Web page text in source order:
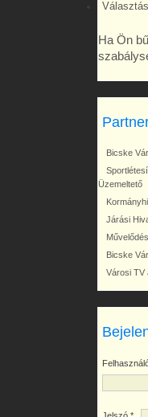
Ha Ön
Bicske
Üzemeltető
Járási
Bicske
Városi TV